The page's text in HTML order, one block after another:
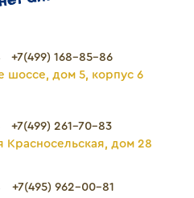
+7(499) 168-85-86
шоссе, дом 5, корпус 6
+7(499) 261-70-83
Красносельская, дом 28
+7(495) 962-00-81